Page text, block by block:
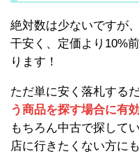
絶対数は少ないですが
干安く、定価より10%
ります！
ただ単に安く落札する
う商品を探す場合に有
もちろん中古で探して
店に行きたくない方に